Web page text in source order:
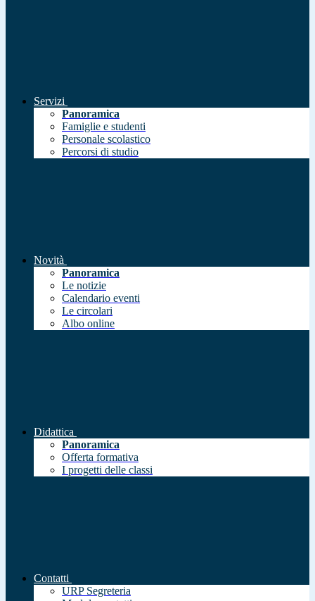
Servizi
Panoramica
Famiglie e studenti
Personale scolastico
Percorsi di studio
Novità
Panoramica
Le notizie
Calendario eventi
Le circolari
Albo online
Didattica
Panoramica
Offerta formativa
I progetti delle classi
Contatti
URP Segreteria